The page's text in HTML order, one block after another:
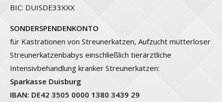
BIC: DUISDE33XXX
SONDERSPENDENKONTO
für Kastrationen von Streunerkatzen, Aufzucht mütterloser
Streunerkatzenbabys einschließlich tierärztliche
Intensivbehandlung kranker Streunerkatzen:
Sparkasse Duisburg
IBAN: DE42 3505 0000 1380 3439 29